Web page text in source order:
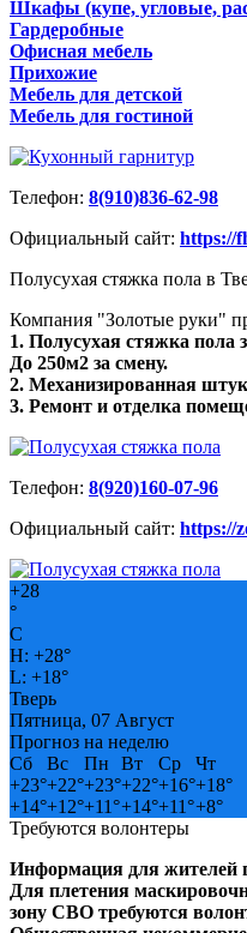
Шкафы (купе, угловые,
Гардеробные
Офисная мебель
Прихожие
Мебель для детской
Мебель для гостиной
Телефон: 8(910)836-62-98
Официальный сайт: https://
Полусухая стяжка пола в
Компания "Золотые руки"
1. Полусухая стяжка пола
До 250м2 за смену.
2. Механизированная
3. Ремонт и отделка
Телефон: 8(920)160-07-96
Официальный сайт: https://
+28
°
C
H: +28°
L: +18°
Тверь
Пятница, 07 Август
Прогноз на неделю
Сб
Вс Пн Вт Ср
Чт
+23°+22°+23°+22°+16°+18°
+14°+12°+11°+14°+11°+8°
Требуются волонтеры
Информация для жителей
Для плетения
зону СВО требуются